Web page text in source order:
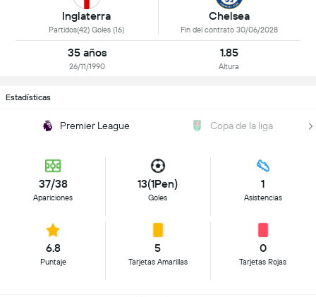
Inglaterra
Partidos(42) Goles (16)
Chelsea
Fin del contrato 30/06/2028
35 años
26/11/1990
1.85
Altura
Estadísticas
Premier League Copa de la liga
37/38
Apariciones
13(1Pen)
Goles
1
Asistencias
6.8
Puntaje
5
Tarjetas Amarillas
0
Tarjetas Rojas